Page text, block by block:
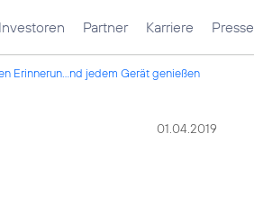
Investoren Partner Karriere Presse
Erinnerun...nd jedem Gerät genießen
01.04.2019